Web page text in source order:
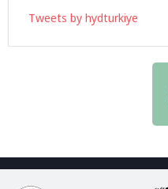
Tweets by hydturkiye